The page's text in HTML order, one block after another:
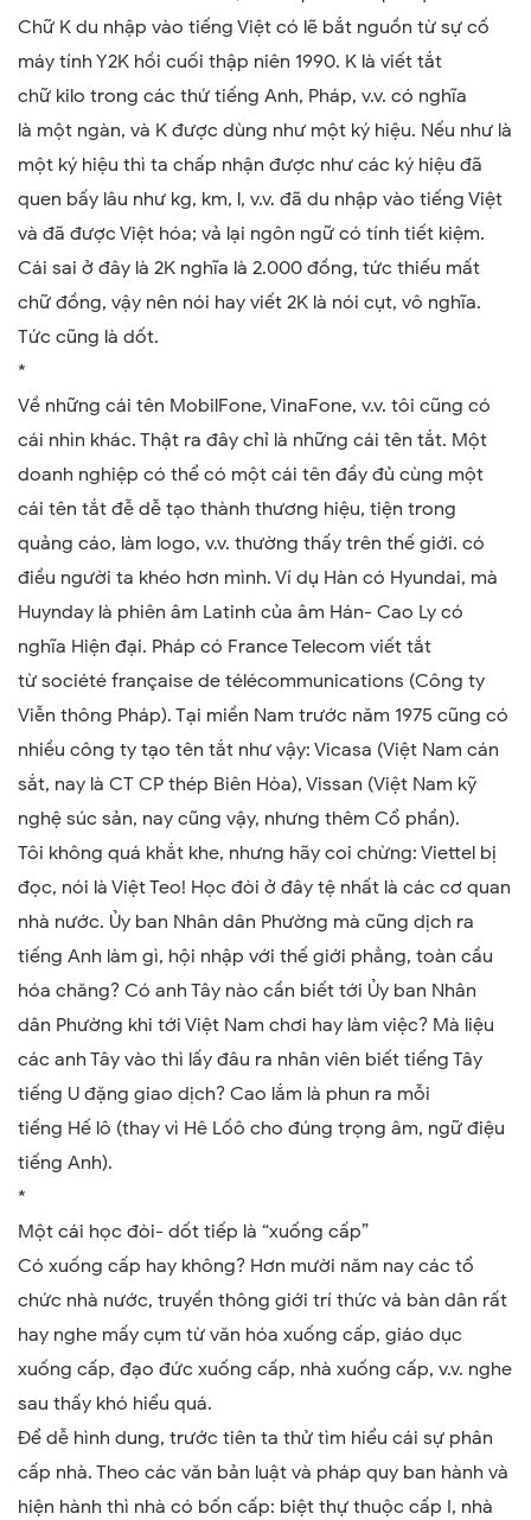
Chữ K du nhập vào tiếng Việt có lẽ bắt nguồn từ sự cố
máy tính Y2K hồi cuối thập niên 1990. K là viết tắt
chữ kilo trong các thứ tiếng Anh, Pháp, v.v. có nghĩa
là một ngàn, và K được dùng như một ký hiệu. Nếu như là
một ký hiệu thì ta chấp nhận được như các ký hiệu đã
quen bấy lâu như kg, km, l, v.v. đã du nhập vào tiếng Việt
và đã được Việt hóa; vả lại ngôn ngữ có tính tiết kiệm.
Cái sai ở đây là 2K nghĩa là 2.000 đồng, tức thiếu mất
chữ đồng, vậy nên nói hay viết 2K là nói cụt, vô nghĩa.
Tức cũng là dốt.
*
Về những cái tên MobilFone, VinaFone, v.v. tôi cũng có
cái nhìn khác. Thật ra đây chỉ là những cái tên tắt. Một
doanh nghiệp có thể có một cái tên đầy đủ cùng một
cái tên tắt đễ dễ tạo thành thương hiệu, tiện trong
quảng cáo, làm logo, v.v. thường thấy trên thế giới. có
điều người ta khéo hơn mình. Ví dụ Hàn có Hyundai, mà
Huynday là phiên âm Latinh của âm Hán- Cao Ly có
nghĩa Hiện đại. Pháp có France Telecom viết tắt
từ société française de télécommunications (Công ty
Viễn thông Pháp). Tại miền Nam trước năm 1975 cũng có
nhiều công ty tạo tên tắt như vậy: Vicasa (Việt Nam cán
sắt, nay là CT CP thép Biên Hòa), Vissan (Việt Nam kỹ
nghệ súc sản, nay cũng vậy, nhưng thêm Cổ phần).
Tôi không quá khắt khe, nhưng hãy coi chừng: Viettel bị
đọc, nói là Việt Teo! Học đòi ở đây tệ nhất là các cơ quan
nhà nước. Ủy ban Nhân dân Phường mà cũng dịch ra
tiếng Anh làm gì, hội nhập với thế giới phẳng, toàn cầu
hóa chăng? Có anh Tây nào cần biết tới Ủy ban Nhân
dân Phường khi tới Việt Nam chơi hay làm việc? Mà liệu
các anh Tây vào thì lấy đâu ra nhân viên biết tiếng Tây
tiếng U đặng giao dịch? Cao lắm là phun ra mỗi
tiếng Hế lô (thay vì Hê Lốô cho đúng trọng âm, ngữ điệu
tiếng Anh).
*
Một cái học đòi- dốt tiếp là “xuống cấp”
Có xuống cấp hay không? Hơn mười năm nay các tổ
chức nhà nước, truyền thông giới trí thức và bàn dân rất
hay nghe mấy cụm từ văn hóa xuống cấp, giáo dục
xuống cấp, đạo đức xuống cấp, nhà xuống cấp, v.v. nghe
sau thấy khó hiểu quá.
Để dễ hình dung, trước tiên ta thử tìm hiểu cái sự phân
cấp nhà. Theo các văn bản luật và pháp quy ban hành và
hiện hành thì nhà có bốn cấp: biệt thự thuộc cấp I, nhà